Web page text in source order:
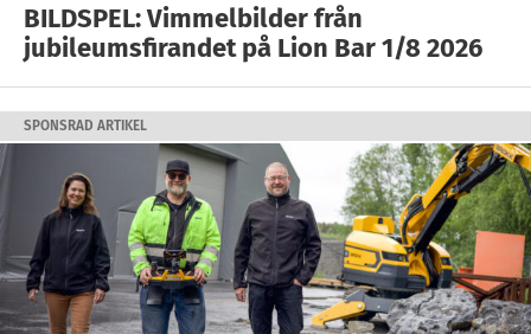
BILDSPEL: Vimmelbilder från
jubileumsfirandet på Lion Bar 1/8 2026
SPONSRAD ARTIKEL